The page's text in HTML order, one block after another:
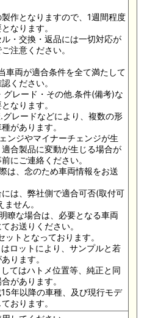
作となりますので、1週間程度
なります。
・交換・返品には一切対応が
注意ください。
車両が適合条件を全て満たして
ください。
グレード・その他.条件(備考)な
なります。
レードなどにより、複数の形
があります。
ンジやマイナーチェンジが生
適合製品に変動が生じる場合が
にご連絡ください。
は、念のため車両情報をお送
は、弊社側で適合可否(取付可
せん。
瞭な場合は、必要となる車両
お送りください。
ットとなっております。
ロットにより、サンプルと若
ります。
てはハトメ位置等、純正と同
があります。
年以降の車種、及び現行モデ
おります。